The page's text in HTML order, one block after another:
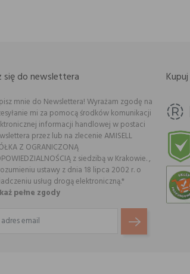
się do newslettera
mnie do Newslettera! Wyrażam zgodę na
mi za pomocą środków komunikacji
informacji handlowej w postaci
przez lub na zlecenie AMISELL
Z OGRANICZONĄ
z siedzibą w Krakowie. ,
ustawy z dnia 18 lipca 2002 r. o
usług drogą elektroniczną.*
pełne zgody